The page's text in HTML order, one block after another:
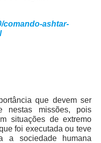
comando-ashtar-
que devem ser
nestas missões, pois
situações de extremo
foi executada ou teve
a sociedade humana